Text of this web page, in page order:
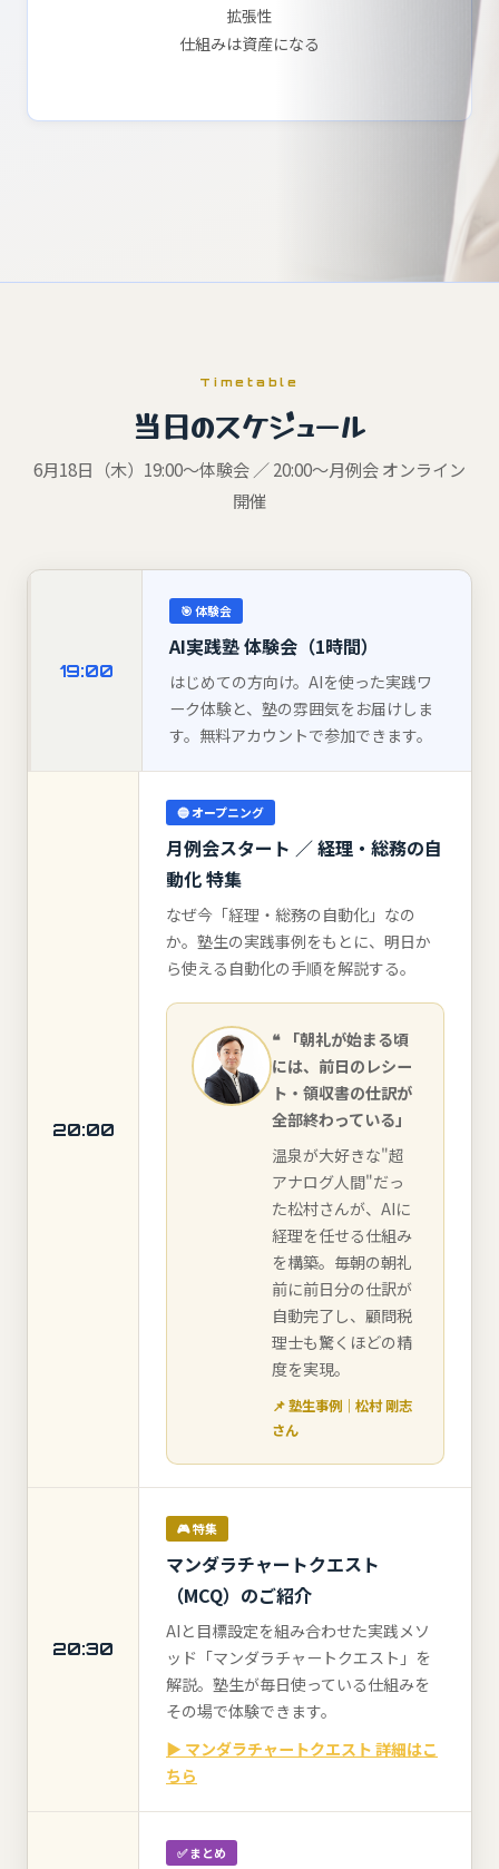
拡張性
仕組みは資産になる
Timetable
当日のスケジュール
6月18日（木）19:00〜体験会 ／ 20:00〜月例会 オンライン
開催
19:00
🎯 体験会
AI実践塾 体験会（1時間）
はじめての方向け。AIを使った実践ワ
ーク体験と、塾の雰囲気をお届けしま
す。無料アカウントで参加できます。
20:00
🔵 オープニング
月例会スタート ／ 経理・総務の自
動化 特集
なぜ今「経理・総務の自動化」なの
か。塾生の実践事例をもとに、明日か
ら使える自動化の手順を解説する。
「朝礼が始まる頃
には、前日のレシー
ト・領収書の仕訳が
全部終わっている」
温泉が大好きな"超
アナログ人間"だっ
た松村さんが、AIに
経理を任せる仕組み
を構築。毎朝の朝礼
前に前日分の仕訳が
自動完了し、顧問税
理士も驚くほどの精
度を実現。
📌 塾生事例｜松村 剛志
さん
20:30
🎮 特集
マンダラチャートクエスト
（MCQ）のご紹介
AIと目標設定を組み合わせた実践メソ
ッド「マンダラチャートクエスト」を
解説。塾生が毎日使っている仕組みを
その場で体験できます。
▶ マンダラチャートクエスト 詳細はこ
ちら
✅ まとめ